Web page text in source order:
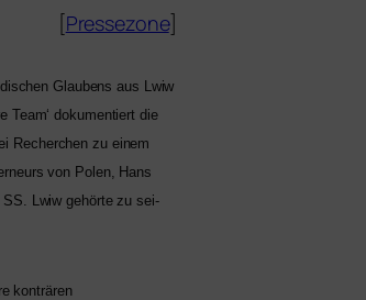
[Pres­se­zo­ne]
Glaubens aus Lwiw
Team‘ doku­men­tiert die
Recherchen zu einem
von Polen, Hans
SS. Lwiw gehör­te zu sei­
kon­trä­ren